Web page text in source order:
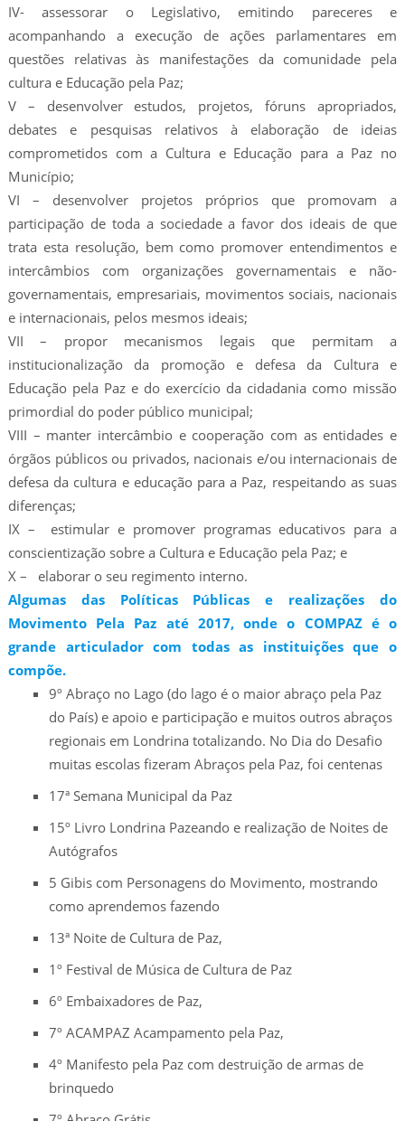
IV- assessorar o Legislativo, emitindo pareceres e
acompanhando a execução de ações parlamentares em
questões relativas às manifestações da comunidade pela
cultura e Educação pela Paz;
V – desenvolver estudos, projetos, fóruns apropriados,
debates e pesquisas relativos à elaboração de ideias
comprometidos com a Cultura e Educação para a Paz no
Município;
VI – desenvolver projetos próprios que promovam a
participação de toda a sociedade a favor dos ideais de que
trata esta resolução, bem como promover entendimentos e
intercâmbios com organizações governamentais e não-
governamentais, empresariais, movimentos sociais, nacionais
e internacionais, pelos mesmos ideais;
VII – propor mecanismos legais que permitam a
institucionalização da promoção e defesa da Cultura e
Educação pela Paz e do exercício da cidadania como missão
primordial do poder público municipal;
VIII – manter intercâmbio e cooperação com as entidades e
órgãos públicos ou privados, nacionais e/ou internacionais de
defesa da cultura e educação para a Paz, respeitando as suas
diferenças;
IX – estimular e promover programas educativos para a
conscientização sobre a Cultura e Educação pela Paz; e
X – elaborar o seu regimento interno.
Algumas das Políticas Públicas e realizações do
Movimento Pela Paz até 2017, onde o COMPAZ é o
grande articulador com todas as instituições que o
compõe.
9º Abraço no Lago (do lago é o maior abraço pela Paz
do País) e apoio e participação e muitos outros abraços
regionais em Londrina totalizando. No Dia do Desafio
muitas escolas fizeram Abraços pela Paz, foi centenas
17ª Semana Municipal da Paz
15º Livro Londrina Pazeando e realização de Noites de
Autógrafos
5 Gibis com Personagens do Movimento, mostrando
como aprendemos fazendo
13ª Noite de Cultura de Paz,
1º Festival de Música de Cultura de Paz
6º Embaixadores de Paz,
7º ACAMPAZ Acampamento pela Paz,
4º Manifesto pela Paz com destruição de armas de
brinquedo